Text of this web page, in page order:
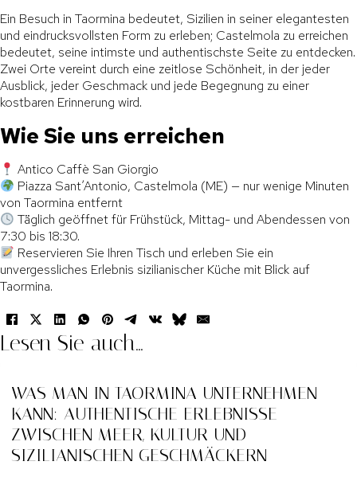
Ein Besuch in Taormina bedeutet, Sizilien in seiner elegantesten
und eindrucksvollsten Form zu erleben; Castelmola zu erreichen
bedeutet, seine intimste und authentischste Seite zu entdecken.
Zwei Orte vereint durch eine zeitlose Schönheit, in der jeder
Ausblick, jeder Geschmack und jede Begegnung zu einer
kostbaren Erinnerung wird.
Wie Sie uns erreichen
Antico Caffè San Giorgio
Piazza Sant’Antonio, Castelmola (ME) — nur wenige Minuten
von Taormina entfernt
Täglich geöffnet für Frühstück, Mittag- und Abendessen von
7:30 bis 18:30.
Reservieren Sie Ihren Tisch und erleben Sie ein
unvergessliches Erlebnis sizilianischer Küche mit Blick auf
Taormina.
Lesen Sie auch...
WAS MAN IN TAORMINA UNTERNEHMEN
KANN: AUTHENTISCHE ERLEBNISSE
ZWISCHEN MEER, KULTUR UND
SIZILIANISCHEN GESCHMÄCKERN